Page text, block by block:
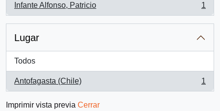
Infante Alfonso, Patricio
, 1 resultados
1
Lugar
Todos
Antofagasta (Chile)
, 1 resultados
1
Imprimir vista previa Cerrar